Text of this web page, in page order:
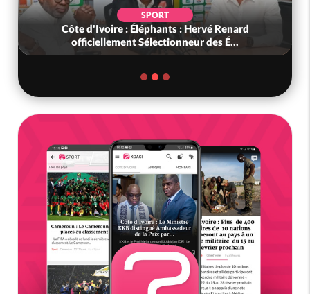
SPORT
Côte d'Ivoire : Éléphants : Hervé Renard
officiellement Sélectionneur des É...